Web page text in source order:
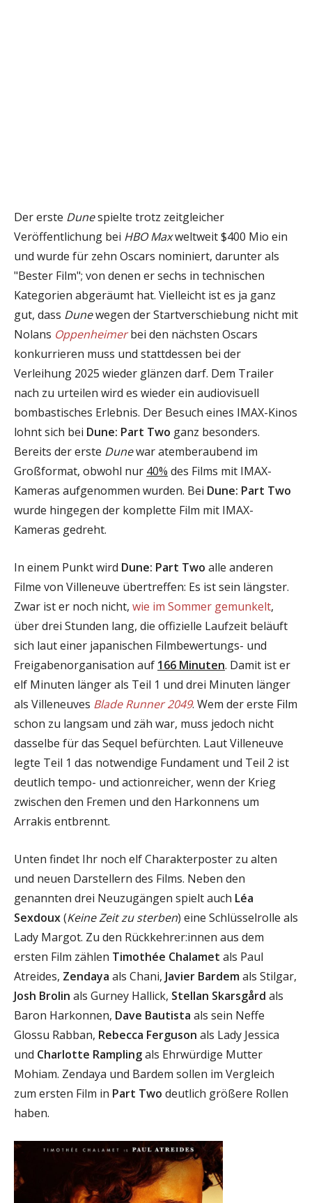
Der erste Dunespielte trotz zeitgleicher
Veröffentlichung bei HBO Maxweltweit $400 Mio ein
und wurde für zehn Oscars nominiert, darunter als
"Bester Film"; von denen er sechs in technischen
Kategorien abgeräumt hat. Vielleicht ist es ja ganz
gut, dass Dunewegen der Startverschiebung nicht mit
Nolans Oppenheimerbei den nächsten Oscars
konkurrieren muss und stattdessen bei der
Verleihung 2025 wieder glänzen darf. Dem Trailer
nach zu urteilen wird es wieder ein audiovisuell
bombastisches Erlebnis. Der Besuch eines IMAX-Kinos
lohnt sich bei Dune: Part Two ganz besonders.
Bereits der erste Dunewar atemberaubend im
Großformat, obwohl nur 40% des Films mit IMAX-
Kameras aufgenommen wurden. Bei Dune: Part Two
wurde hingegen der komplette Film mit IMAX-
Kameras gedreht.
In einem Punkt wird Dune: Part Two alle anderen
Filme von Villeneuve übertreffen: Es ist sein längster.
Zwar ist er noch nicht, wie im Sommer gemunkelt,
über drei Stunden lang, die offizielle Laufzeit beläuft
sich laut einer japanischen Filmbewertungs- und
Freigabenorganisation auf 166 Minuten. Damit ist er
elf Minuten länger als Teil 1 und drei Minuten länger
als Villeneuves Blade Runner 2049. Wem der erste Film
schon zu langsam und zäh war, muss jedoch nicht
dasselbe für das Sequel befürchten. Laut Villeneuve
legte Teil 1 das notwendige Fundament und Teil 2 ist
deutlich tempo- und actionreicher, wenn der Krieg
zwischen den Fremen und den Harkonnens um
Arrakis entbrennt.
Unten findet Ihr noch elf Charakterposter zu alten
und neuen Darstellern des Films. Neben den
genannten drei Neuzugängen spielt auch Léa
Sexdoux(Keine Zeit zu sterben) eine Schlüsselrolle als
Lady Margot. Zu den Rückkehrer:innen aus dem
ersten Film zählen Timothée Chalamet als Paul
Atreides, Zendaya als Chani, Javier Bardemals Stilgar,
Josh Brolin als Gurney Hallick, Stellan Skarsgård als
Baron Harkonnen, Dave Bautista als sein Neffe
Glossu Rabban, Rebecca Ferguson als Lady Jessica
und Charlotte Ramplingals Ehrwürdige Mutter
Mohiam. Zendaya und Bardem sollen im Vergleich
zum ersten Film in Part Two deutlich größere Rollen
haben.